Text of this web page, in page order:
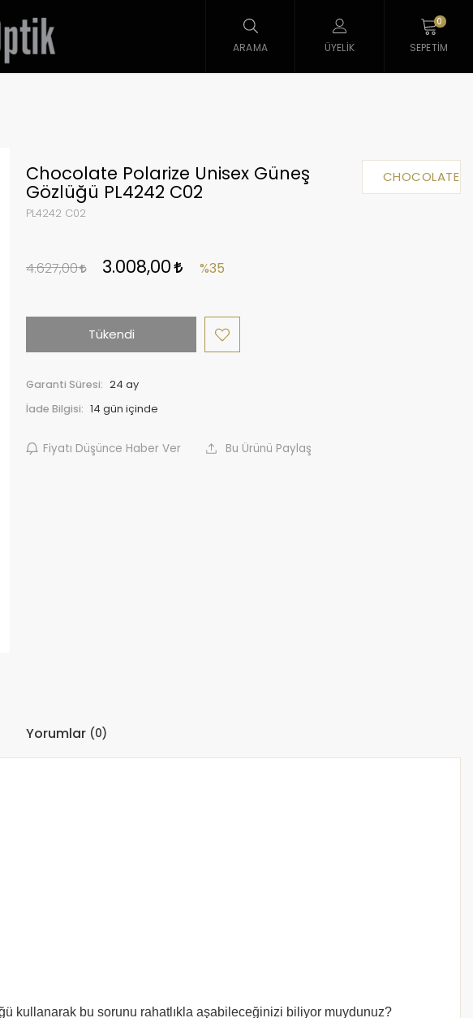
ARAMA ÜYELIK
0
SEPETIM
CHOCOLATE
Chocolate Polarize Unisex Güneş
Gözlüğü PL4242 C02
PL4242 C02
4.627,00 3.008,00 %35
Tükendi
Garanti Süresi: 24 ay
İade Bilgisi:
Fiyatı Düşünce Haber Ver Bu Ürünü Paylaş
Yorumlar (0)
kullanarak bu sorunu rahatlıkla aşabileceğinizi biliyor muydunuz?